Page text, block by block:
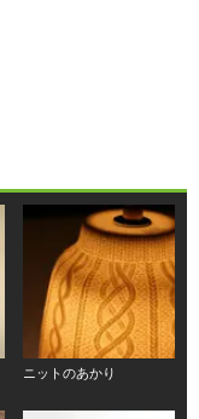
ニットのあかり